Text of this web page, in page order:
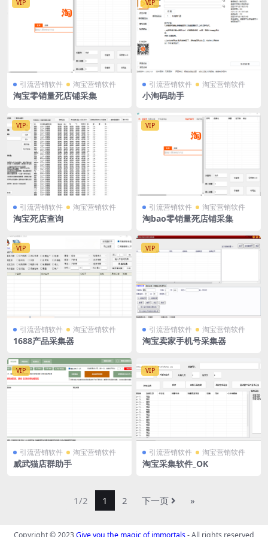
VIP
引流营销软件 淘宝营销软件
淘宝零销量死店铺采集
VIP
引流营销软件 淘宝营销软件
小淘码助手
VIP
引流营销软件 淘宝营销软件
淘宝死店查询
VIP
引流营销软件 淘宝营销软件
淘bao零销量死店铺采集
VIP
引流营销软件 淘宝营销软件
1688产品采集器
VIP
引流营销软件 淘宝营销软件
淘宝卖家手机号采集器
VIP
引流营销软件 淘宝营销软件
威武猫店群助手
VIP
引流营销软件 淘宝营销软件
淘宝采集软件_OK
1/2 1 2 下一页 »
Copyright © 2023Give you the magic of immortals- All rights reserved